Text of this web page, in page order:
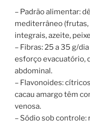
– Padrão alimentar:
mediterrâneo (frutas,
integrais, azeite,
– Fibras: 25 a 35 g/
esforço evacuatório,
abdominal.
– Flavonoides:
cacau amargo têm
venosa.
– Sódio sob controle: